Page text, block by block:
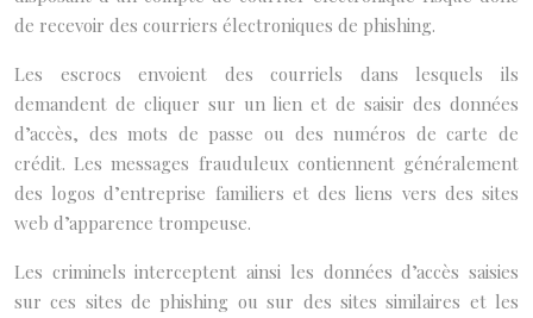
de recevoir des courriers électroniques de phishing.
Les escrocs envoient des courriels dans lesquels ils
demandent de cliquer sur un lien et de saisir des données
d’accès, des mots de passe ou des numéros de carte de
crédit. Les messages frauduleux contiennent généralement
des logos d’entreprise familiers et des liens vers des sites
web d’apparence trompeuse.
Les criminels interceptent ainsi les données d’accès saisies
sur ces sites de phishing ou sur des sites similaires et les